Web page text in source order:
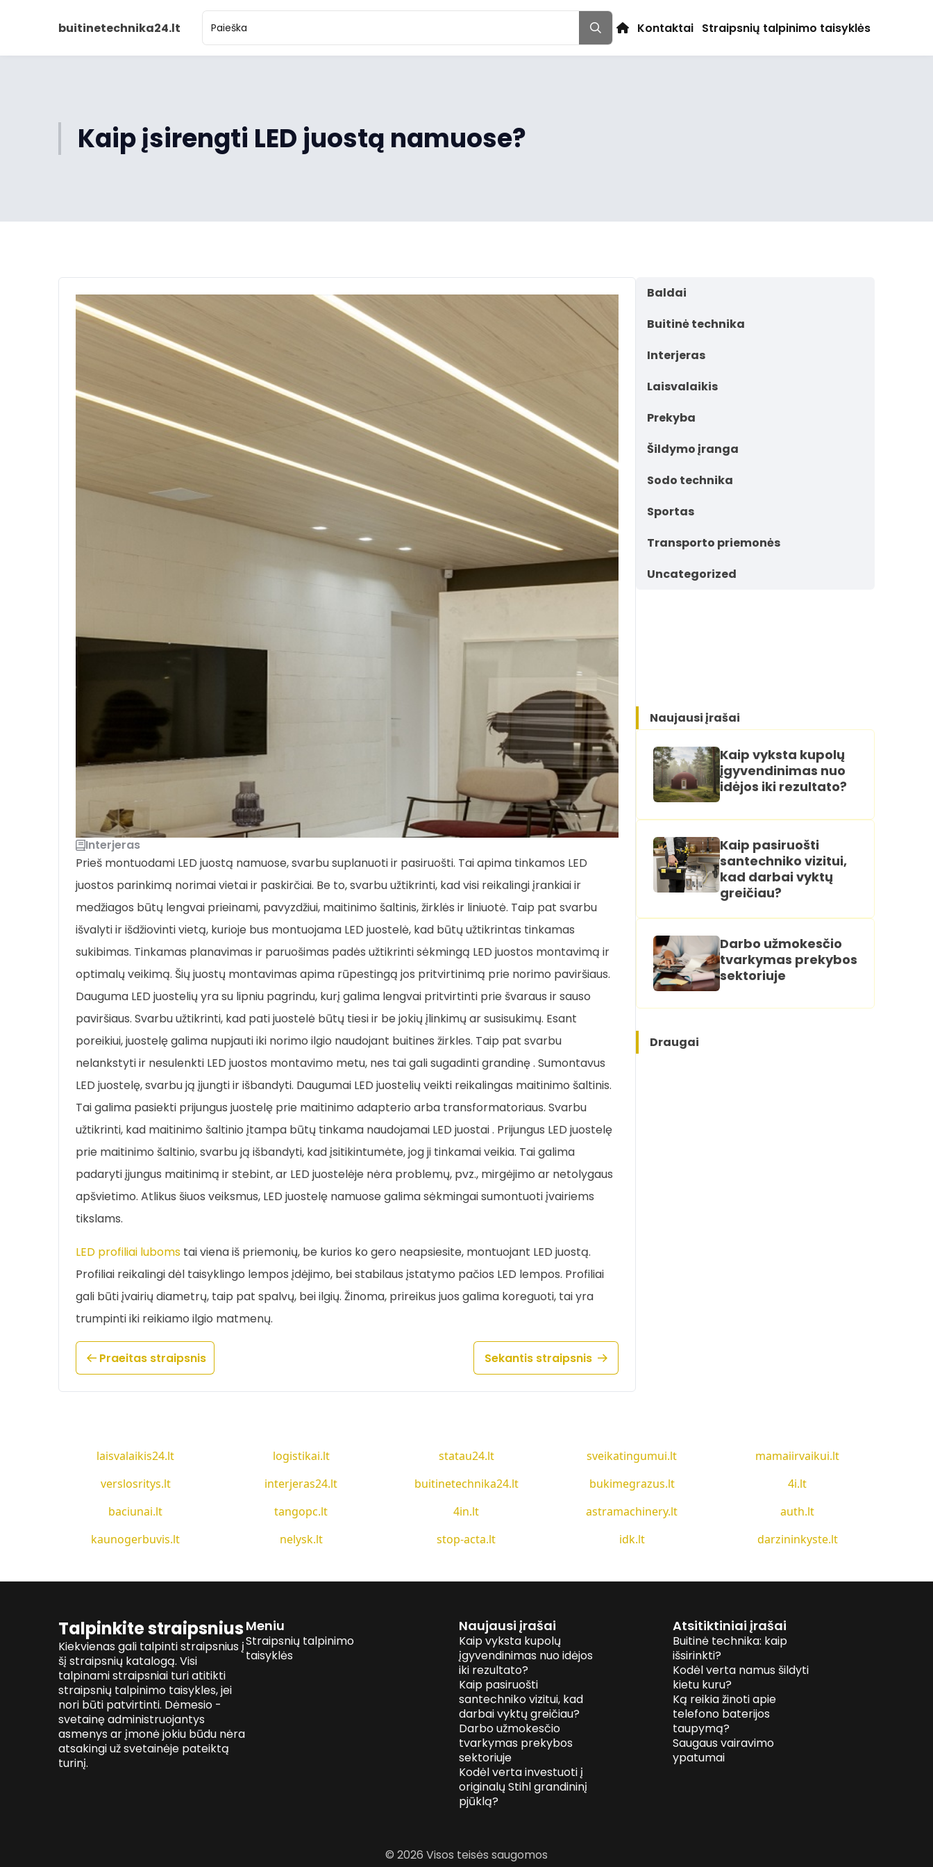
buitinetechnika24.lt Kontaktai Straipsnių talpinimo taisyklės
Kaip įsirengti LED juostą namuose?
Interjeras
Prieš montuodami LED juostą namuose, svarbu suplanuoti ir pasiruošti. Tai apima tinkamos LED
juostos parinkimą norimai vietai ir paskirčiai. Be to, svarbu užtikrinti, kad visi reikalingi įrankiai ir
medžiagos būtų lengvai prieinami, pavyzdžiui, maitinimo šaltinis, žirklės ir liniuotė. Taip pat svarbu
išvalyti ir išdžiovinti vietą, kurioje bus montuojama LED juostelė, kad būtų užtikrintas tinkamas
sukibimas. Tinkamas planavimas ir paruošimas padės užtikrinti sėkmingą LED juostos montavimą ir
optimalų veikimą. Šių juostų montavimas apima rūpestingą jos pritvirtinimą prie norimo paviršiaus.
Dauguma LED juostelių yra su lipniu pagrindu, kurį galima lengvai pritvirtinti prie švaraus ir sauso
paviršiaus. Svarbu užtikrinti, kad pati juostelė būtų tiesi ir be jokių įlinkimų ar susisukimų. Esant
poreikiui, juostelę galima nupjauti iki norimo ilgio naudojant buitines žirkles. Taip pat svarbu
nelankstyti ir nesulenkti LED juostos montavimo metu, nes tai gali sugadinti grandinę . Sumontavus
LED juostelę, svarbu ją įjungti ir išbandyti. Daugumai LED juostelių veikti reikalingas maitinimo šaltinis.
Tai galima pasiekti prijungus juostelę prie maitinimo adapterio arba transformatoriaus. Svarbu
užtikrinti, kad maitinimo šaltinio įtampa būtų tinkama naudojamai LED juostai . Prijungus LED juostelę
prie maitinimo šaltinio, svarbu ją išbandyti, kad įsitikintumėte, jog ji tinkamai veikia. Tai galima
padaryti įjungus maitinimą ir stebint, ar LED juostelėje nėra problemų, pvz., mirgėjimo ar netolygaus
apšvietimo. Atlikus šiuos veiksmus, LED juostelę namuose galima sėkmingai sumontuoti įvairiems
tikslams.
LED profiliai luboms tai viena iš priemonių, be kurios ko gero neapsiesite, montuojant LED juostą.
Profiliai reikalingi dėl taisyklingo lempos įdėjimo, bei stabilaus įstatymo pačios LED lempos. Profiliai
gali būti įvairių diametrų, taip pat spalvų, bei ilgių. Žinoma, prireikus juos galima koreguoti, tai yra
trumpinti iki reikiamo ilgio matmenų.
Praeitas straipsnis Sekantis straipsnis
Baldai
Buitinė technika
Interjeras
Laisvalaikis
Prekyba
Šildymo įranga
Sodo technika
Sportas
Transporto priemonės
Uncategorized
Naujausi įrašai
Kaip vyksta kupolų
įgyvendinimas nuo
idėjos iki rezultato?
Kaip pasiruošti
santechniko vizitui,
kad darbai vyktų
greičiau?
Darbo užmokesčio
tvarkymas prekybos
sektoriuje
Draugai
laisvalaikis24.lt logistikai.lt statau24.lt sveikatingumui.lt
mamaiirvaikui.lt
verslosritys.lt
interjeras24.lt buitinetechnika24.lt bukimegrazus.lt
4i.lt
baciunai.lt
tangopc.lt 4in.lt astramachinery.lt
auth.lt
kaunogerbuvis.lt
nelysk.lt stop-acta.lt idk.lt darzininkyste.lt
Talpinkite straipsnius
Kiekvienas gali talpinti straipsnius į
šį straipsnių katalogą. Visi
talpinami straipsniai turi atitikti
straipsnių talpinimo taisykles, jei
nori būti patvirtinti. Dėmesio -
svetainę administruojantys
asmenys ar įmonė jokiu būdu nėra
atsakingi už svetainėje pateiktą
turinį.
Meniu
Straipsnių talpinimo
taisyklės
Naujausi įrašai
Kaip vyksta kupolų
įgyvendinimas nuo idėjos
iki rezultato?
Kaip pasiruošti
santechniko vizitui, kad
darbai vyktų greičiau?
Darbo užmokesčio
tvarkymas prekybos
sektoriuje
Kodėl verta investuoti į
originalų Stihl grandininį
pjūklą?
Atsitiktiniai įrašai
Buitinė technika: kaip
išsirinkti?
Kodėl verta namus šildyti
kietu kuru?
Ką reikia žinoti apie
telefono baterijos
taupymą?
Saugaus vairavimo
ypatumai
© 2026 Visos teisės saugomos